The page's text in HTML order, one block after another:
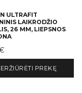
ULTRAFIT
LAIKRODŽIO
26 MM, LIEPSNOS
PREKĘ